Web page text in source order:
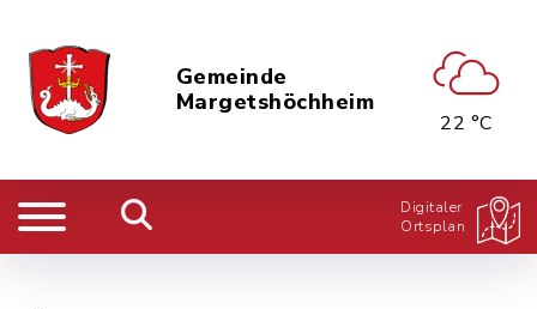
Gemeinde
Margetshöchheim
22 °C
Digitaler
Ortsplan